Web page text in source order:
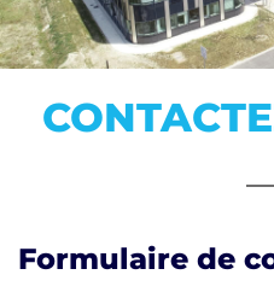
CONTACT
Formulaire de